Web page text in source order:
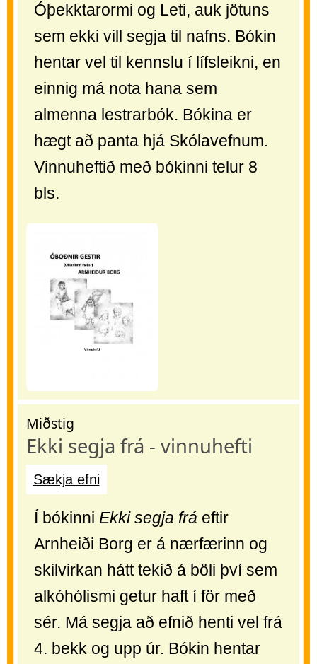
Óþekktarormi og Leti, auk jötuns
sem ekki vill segja til nafns. Bókin
hentar vel til kennslu í lífsleikni, en
einnig má nota hana sem
almenna lestrarbók. Bókina er
hægt að panta hjá Skólavefnum.
Vinnuheftið með bókinni telur 8
bls.
Miðstig
Ekki segja frá - vinnuhefti
Sækja efni
Í bókinni Ekki segja frá eftir
Arnheiði Borg er á nærfærinn og
skilvirkan hátt tekið á böli því sem
alkóhólismi getur haft í för með
sér. Má segja að efnið henti vel frá
4. bekk og upp úr. Bókin hentar